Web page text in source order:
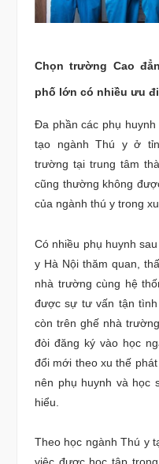
Chọn trường Cao
phố lớn có nhiều ưu
Đa phần các phụ
tạo ngành Thú y ở
trường tại trung tâm
cũng thường không
của ngành thú y trong
Có nhiều phụ huynh
y Hà Nội thăm quan,
nhà trường cùng hệ
được sự tư vấn tận
còn trên ghế nhà
đòi đăng ký vào học
đổi mới theo xu thế
nên phụ huynh và học
hiểu.
Theo học ngành Thú y